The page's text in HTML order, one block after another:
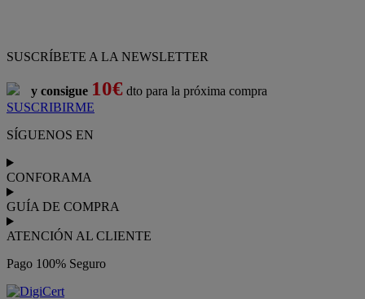
SUSCRÍBETE A LA NEWSLETTER
y consigue 10€ dto para la próxima compra
SUSCRIBIRME
SÍGUENOS EN
CONFORAMA
GUÍA DE COMPRA
ATENCIÓN AL CLIENTE
Pago 100% Seguro